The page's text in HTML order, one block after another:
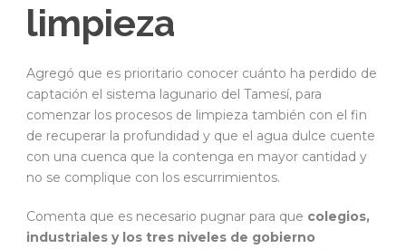
limpieza
Agregó que es prioritario conocer cuánto ha perdido de
captación el sistema lagunario del Tamesí, para
comenzar los procesos de limpieza también con el fin
de recuperar la profundidad y que el agua dulce cuente
con una cuenca que la contenga en mayor cantidad y
no se complique con los escurrimientos.
Comenta que es necesario pugnar para que colegios,
industriales y los tres niveles de gobierno